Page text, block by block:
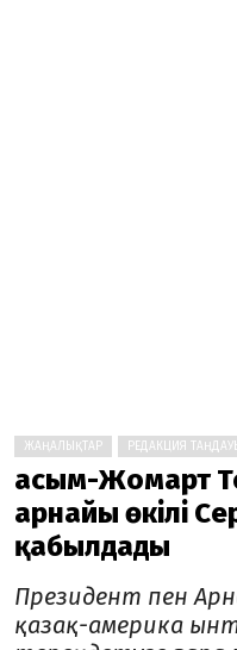
ЖАҢАЛЫҚТАР РЕДАКЦИЯ
Қасым-Жомарт
арнайы өкілі
қабылдады
Президент пен
қазақ-америка